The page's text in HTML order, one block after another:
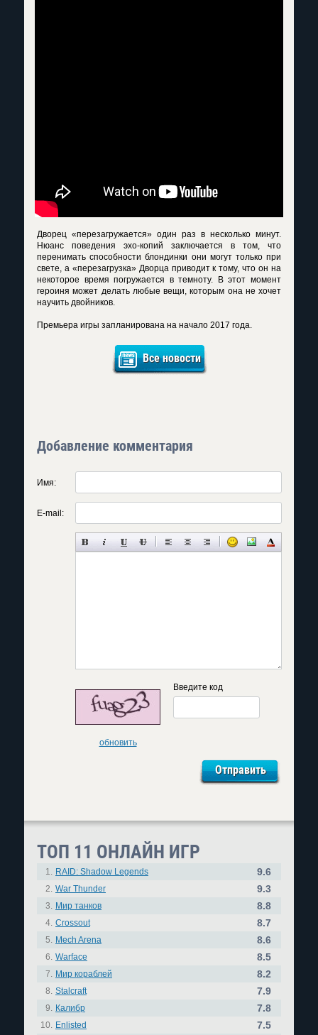
Дворец «перезагружается» один раз в несколько минут.
Нюанс поведения эхо-копий заключается в том, что
перенимать способности блондинки они могут только при
свете, а «перезагрузка» Дворца приводит к тому, что он на
некоторое время погружается в темноту. В этот момент
героиня может делать любые вещи, которым она не хочет
научить двойников.
Премьера игры запланирована на начало 2017 года.
Все новости
Добавление комментария
Имя:
E-mail:
обновить
Введите код
ТОП 11 ОНЛАЙН ИГР
1. RAID: Shadow Legends 9.6
2. War Thunder 9.3
3. Мир танков 8.8
4. Crossout 8.7
5. Mech Arena 8.6
6. Warface 8.5
7. Мир кораблей 8.2
8. Stalcraft 7.9
9. Калибр 7.8
10. Enlisted 7.5